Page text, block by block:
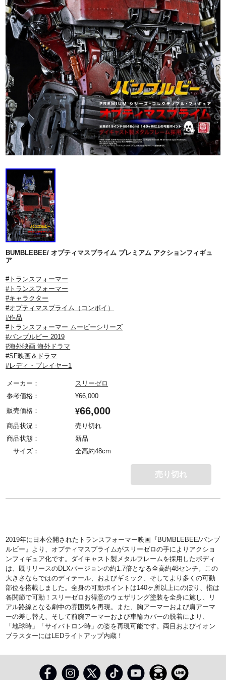
BUMBLEBEE/ オプティマスプライム プレミアム アクションフィギュ
ア
#トランスフォーマー
#トランスフォーマー
#キャラクター
#オプティマスプライム（コンボイ）
#作品
#トランスフォーマー ムービーシリーズ
#バンブルビー 2019
#海外映画 海外ドラマ
#SF映画＆ドラマ
#レディ・プレイヤー1
メーカー：
スリーゼロ
参考価格：
¥66,000
販売価格：
¥66,000
商品状況：
売り切れ
商品状態：
新品
サイズ：
全高約48cm
売り切れ
2019年に日本公開されたトランスフォーマー映画『BUMBLEBEE/バンブ
ルビー』より、オプティマスプライムがスリーゼロの手によりアクショ
ンフィギュア化です。ダイキャスト製メタルフレームを採用したボディ
は、既リリースのDLXバージョンの約1.7倍となる全高約48センチ。この
大きさならではのディテール、およびギミック、そしてより多くの可動
部位を搭載しました。全身の可動ポイントは140ヶ所以上にのぼり、指は
各関節で可動！スリーゼロお得意のウェザリング塗装を全身に施し、リ
アル路線となる劇中の雰囲気を再現。また、胸アーマーおよび肩アーマ
ーの差し替え、そして前腕アーマーおよび車輪カバーの脱着により、
「地球時」「サイバトロン時」の姿を再現可能です。両目およびイオン
ブラスターにはLEDライトアップ内蔵！